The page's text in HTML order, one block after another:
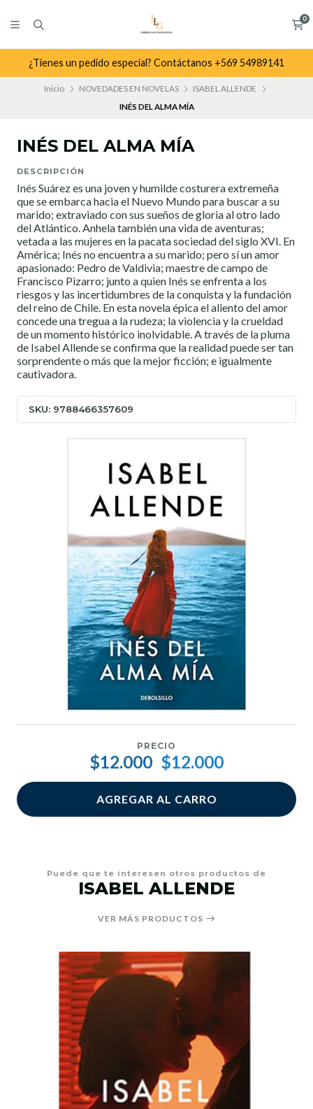
0
¿Tienes un pedido especial? Contáctanos +569 54989141
Inicio NOVEDADES EN NOVELAS
ISABEL ALLENDE
INÉS DEL ALMA MÍA
INÉS DEL ALMA MÍA
DESCRIPCIÓN
Inés Suárez es una joven y humilde costurera extremeña
que se embarca hacia el Nuevo Mundo para buscar a su
marido; extraviado con sus sueños de gloria al otro lado
del Atlántico. Anhela también una vida de aventuras;
vetada a las mujeres en la pacata sociedad del siglo XVI. En
América; Inés no encuentra a su marido; pero sí un amor
apasionado: Pedro de Valdivia; maestre de campo de
Francisco Pizarro; junto a quien Inés se enfrenta a los
riesgos y las incertidumbres de la conquista y la fundación
del reino de Chile. En esta novela épica el aliento del amor
concede una tregua a la rudeza; la violencia y la crueldad
de un momento histórico inolvidable. A través de la pluma
de Isabel Allende se confirma que la realidad puede ser tan
sorprendente o más que la mejor ficción; e igualmente
cautivadora.
SKU: 9788466357609
PRECIO
$12.000 $12.000
AGREGAR AL CARRO
Puede que te interesen otros productos de
ISABEL ALLENDE
VER MÁS PRODUCTOS